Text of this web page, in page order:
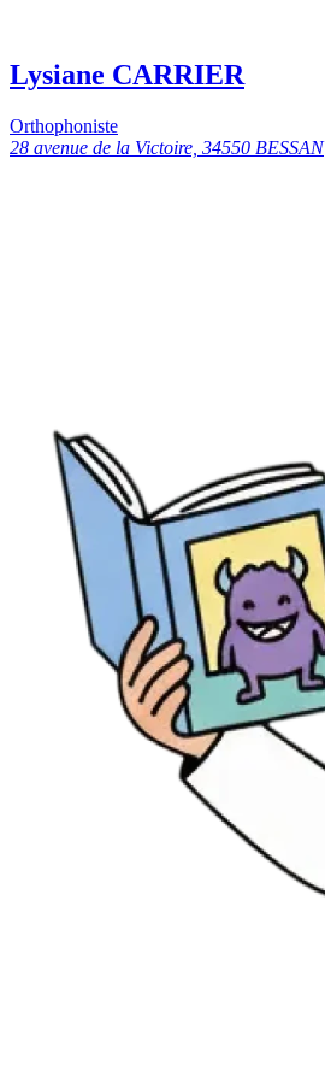
Lysiane CARRIER
Orthophoniste
28 avenue de la Victoire, 34550 BESSAN